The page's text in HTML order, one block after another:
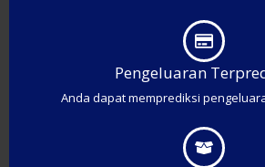
Pengeluaran
Anda dapat memprediksi